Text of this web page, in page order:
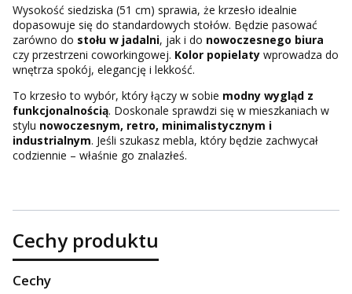
Wysokość siedziska (51 cm) sprawia, że krzesło idealnie
dopasowuje się do standardowych stołów. Będzie pasować
zarówno do stołu w jadalni, jak i do nowoczesnego biura
czy przestrzeni coworkingowej. Kolor popielaty wprowadza do
wnętrza spokój, elegancję i lekkość.
To krzesło to wybór, który łączy w sobie modny wygląd z
funkcjonalnością. Doskonale sprawdzi się w mieszkaniach w
stylu nowoczesnym, retro, minimalistycznym i
industrialnym. Jeśli szukasz mebla, który będzie zachwycał
codziennie – właśnie go znalazłeś.
Cechy produktu
Cechy